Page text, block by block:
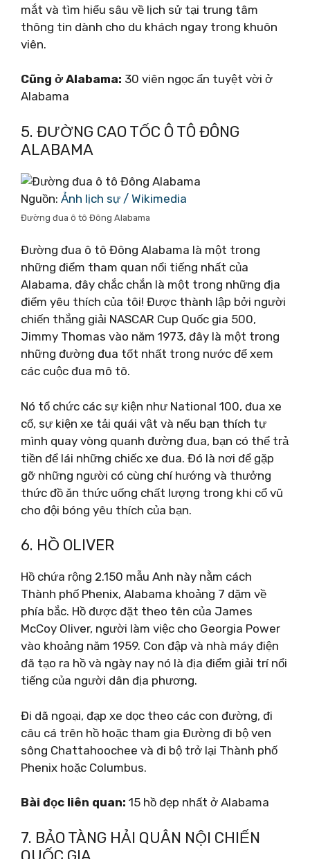
mắt và tìm hiểu sâu về lịch sử tại trung tâm
thông tin dành cho du khách ngay trong khuôn
viên.
Cũng ở Alabama: 30 viên ngọc ẩn tuyệt vời ở
Alabama
5. ĐƯỜNG CAO TỐC Ô TÔ ĐÔNG
ALABAMA
Nguồn: Ảnh lịch sự / Wikimedia
Đường đua ô tô Đông Alabama
Đường đua ô tô Đông Alabama là một trong
những điểm tham quan nổi tiếng nhất của
Alabama, đây chắc chắn là một trong những địa
điểm yêu thích của tôi! Được thành lập bởi người
chiến thắng giải NASCAR Cup Quốc gia 500,
Jimmy Thomas vào năm 1973, đây là một trong
những đường đua tốt nhất trong nước để xem
các cuộc đua mô tô.
Nó tổ chức các sự kiện như National 100, đua xe
cổ, sự kiện xe tải quái vật và nếu bạn thích tự
mình quay vòng quanh đường đua, bạn có thể trả
tiền để lái những chiếc xe đua. Đó là nơi để gặp
gỡ những người có cùng chí hướng và thưởng
thức đồ ăn thức uống chất lượng trong khi cổ vũ
cho đội bóng yêu thích của bạn.
6. HỒ OLIVER
Hồ chứa rộng 2.150 mẫu Anh này nằm cách
Thành phố Phenix, Alabama khoảng 7 dặm về
phía bắc. Hồ được đặt theo tên của James
McCoy Oliver, người làm việc cho Georgia Power
vào khoảng năm 1959. Con đập và nhà máy điện
đã tạo ra hồ và ngày nay nó là địa điểm giải trí nổi
tiếng của người dân địa phương.
Đi dã ngoại, đạp xe dọc theo các con đường, đi
câu cá trên hồ hoặc tham gia Đường đi bộ ven
sông Chattahoochee và đi bộ trở lại Thành phố
Phenix hoặc Columbus.
Bài đọc liên quan: 15 hồ đẹp nhất ở Alabama
7. BẢO TÀNG HẢI QUÂN NỘI CHIẾN